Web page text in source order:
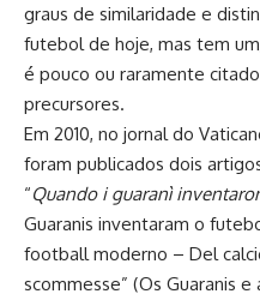
graus de similaridade e
futebol de hoje, mas tem
é pouco ou raramente
precursores.
Em 2010, no jornal do
foram publicados dois
“Quando i guaranì
Guaranis inventaram o
football moderno – Del
scommesse” (Os Guaranis